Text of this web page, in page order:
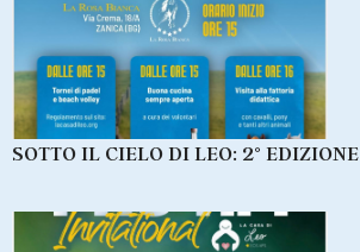
SOTTO IL CIELO DI LEO: 2° EDIZIONE